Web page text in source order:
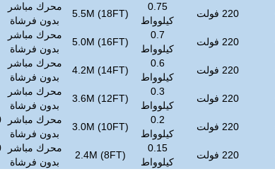
220 فولت
0.75
كيلوواط
5.5M (18FT)
محرك مباشر
بدون فرشاة
220 فولت
0.7
كيلوواط
5.0M (16FT)
محرك مباشر
بدون فرشاة
220 فولت
0.6
كيلوواط
4.2M (14FT)
محرك مباشر
بدون فرشاة
220 فولت
0.3
كيلوواط
3.6M (12FT)
محرك مباشر
بدون فرشاة
220 فولت
0.2
كيلوواط
3.0M (10FT)
محرك مباشر
بدون فرشاة
220 فولت
0.15
كيلوواط
2.4M (8FT)
محرك مباشر
بدون فرشاة